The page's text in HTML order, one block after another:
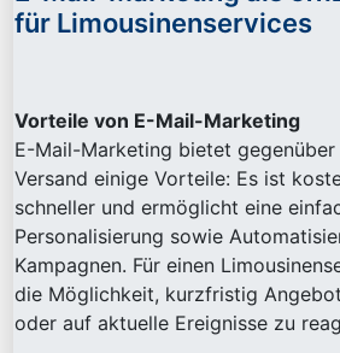
für Limousinenservices
Vorteile von E-Mail-Marketing
E-Mail-Marketing bietet
Versand einige Vorteile: Es ist
schneller und ermöglicht eine
Personalisierung sowie
Kampagnen. Für einen
die Möglichkeit, kurzfristig
oder auf aktuelle Ereignisse zu